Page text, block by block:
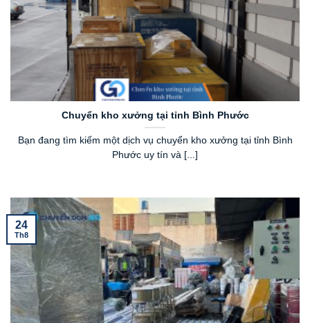
Chuyển kho xưởng tại tỉnh Bình Phước
Bạn đang tìm kiếm một dịch vụ chuyển kho xưởng tại tỉnh Bình
Phước uy tín và [...]
24
Th8